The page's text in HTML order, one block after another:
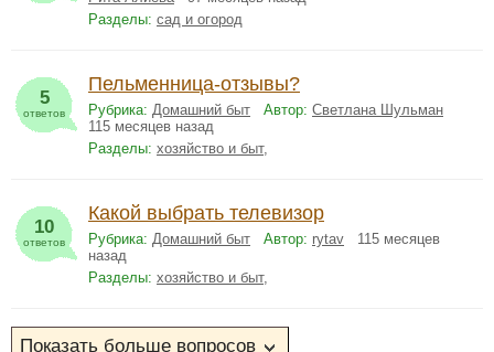
Разделы: сад и огород
5
ответов
Пельменница-отзывы?
Рубрика: Домашний быт Автор: Светлана Шульман
115 месяцев назад
Разделы: хозяйство и быт,
10
ответов
Какой выбрать телевизор
Рубрика: Домашний быт Автор: rytav 115 месяцев
назад
Разделы: хозяйство и быт,